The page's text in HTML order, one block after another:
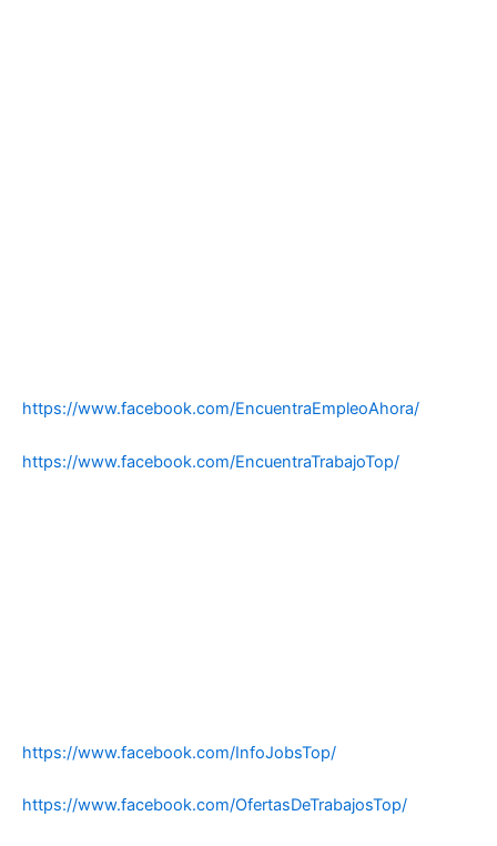
https://www.facebook.com/EncuentraEmpleoAhora/
https://www.facebook.com/EncuentraTrabajoTop/
https://www.facebook.com/InfoJobsTop/
https://www.facebook.com/OfertasDeTrabajosTop/